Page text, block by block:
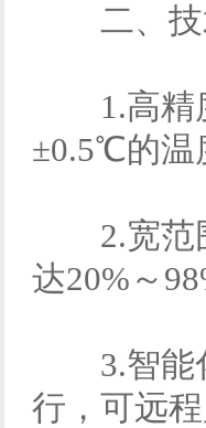
二、技
1.高精度
±0.5℃的温
2.宽范围
达20%～
3.智能化
行，可远